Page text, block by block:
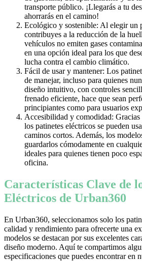
transporte público. ¡Llegarás a tu
ahorrarás en el camino!
Ecológico y sostenible: Al elegir un
contribuyes a la reducción de la
vehículos no emiten gases
en una opción ideal para los que
lucha contra el cambio climático.
Fácil de usar y mantener: Los
de manejar, incluso para quienes
diseño intuitivo, con controles
frenado eficiente, hace que sean
principiantes como para usuarios
Accesibilidad y comodidad: Gracias
los patinetes eléctricos se pueden
caminos cortos. Además, los
guardarlos cómodamente en
ideales para quienes tienen poco
oficina.
Características Clave de
Eléctricos de Urban360
En Urban360, seleccionamos solo los
calidad y rendimiento para ofrecerte una
modelos se destacan por sus excelentes
diseño moderno. Aquí te compartimos
especificaciones que puedes encontrar en